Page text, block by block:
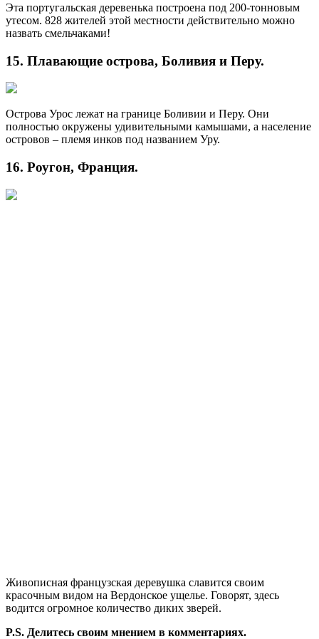
Эта португальская деревенька построена под 200-тонновым
утесом. 828 жителей этой местности действительно можно
назвать смельчаками!
15. Плавающие острова, Боливия и Перу.
Острова Урос лежат на границе Боливии и Перу. Они
полностью окружены удивительными камышами, а население
островов – племя инков под названием Уру.
16. Роугон, Франция.
Живописная французская деревушка славится своим
красочным видом на Вердонское ущелье. Говорят, здесь
водится огромное количество диких зверей.
P.S. Делитесь своим мнением в комментариях.